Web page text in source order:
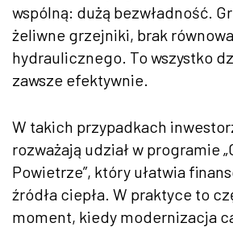
wspólną: dużą bezwładność.
żeliwne grzejniki, brak
hydraulicznego. To wszystko
zawsze efektywnie.
W takich przypadkach
rozważają udział w programie
Powietrze”, który ułatwia
źródła ciepła. W praktyce to
moment, kiedy modernizacja